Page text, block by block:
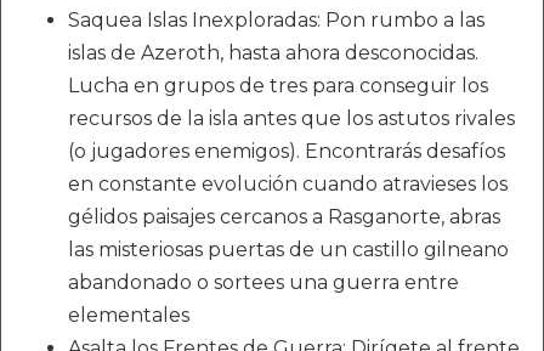
Saquea Islas Inexploradas: Pon rumbo a las
islas de Azeroth, hasta ahora desconocidas.
Lucha en grupos de tres para conseguir los
recursos de la isla antes que los astutos rivales
(o jugadores enemigos). Encontrarás desafíos
en constante evolución cuando atravieses los
gélidos paisajes cercanos a Rasganorte, abras
las misteriosas puertas de un castillo gilneano
abandonado o sortees una guerra entre
elementales